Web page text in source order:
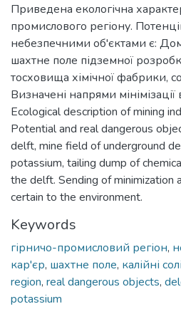
Приведена екологічна
промислового регіону.
небезпечними об'єктами є:
шахтне поле підземної
тосховища хімічної фабрики,
Визначені напрями мінімізації
Ecological description of mining
Potential and real dangerous
delft, mine field of underground
potassium, tailing dump of
the delft. Sending of minimization
certain to the environment.
Keywords
гірничо-промисловий регіон,
кар'єр, шахтне поле, калійні солі
region, real dangerous objects,
potassium